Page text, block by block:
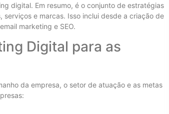
digital. Em resumo, é o conjunto de estratégias
e marcas. Isso inclui desde a criação de
marketing e SEO.
Digital para as
da empresa, o setor de atuação e as metas